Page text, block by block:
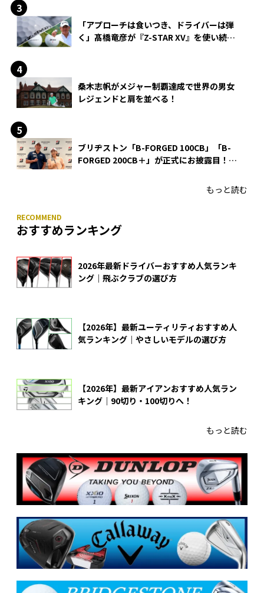
「アプローチは食いつき、ドライバーは弾
く」髙橋竜彦が『Z-STAR XV』を使い続け
桑木志帆がメジャー制覇達成で世界の男女
レジェンドと肩を並べる！
ブリヂストン「B-FORGED 100CB」「B-
FORGED 200CB＋」が正式にお披露目！
もっと読む
おすすめランキング
2026年最新ドライバーおすすめ人気ランキ
ング｜飛ぶクラブの選び方
【2026年】最新ユーティリティおすすめ人
気ランキング｜やさしいモデルの選び方
【2026年】最新アイアンおすすめ人気ラン
キング｜90切り・100切りへ！
もっと読む